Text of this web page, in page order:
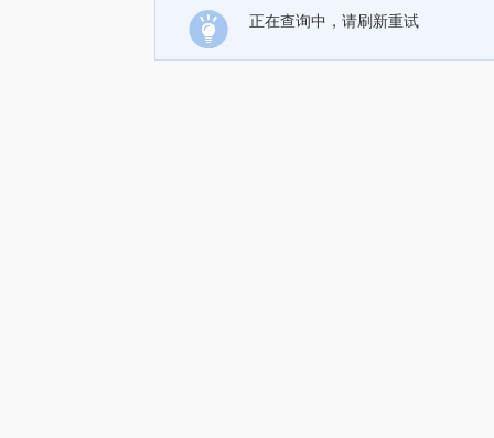
正在查询中，请刷新重试